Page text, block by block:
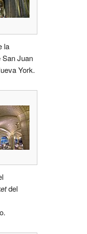
la
San Juan
York.
del